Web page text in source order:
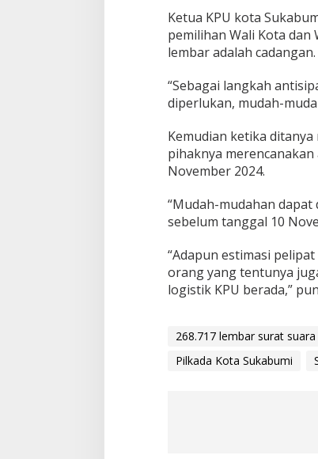
K
P
Ketua KPU kota
pemilihan Wali Kota dan
lembar adalah cadangan.
“Sebagai langkah
diperlukan, mudah-
Kemudian ketika
pihaknya
November 2024.
“Mudah-mudahan
sebelum tanggal 10
“Adapun estimasi
orang yang tentunya
logistik KPU berada,”
268.717 lembar surat suara
Pilkada Kota Sukabumi